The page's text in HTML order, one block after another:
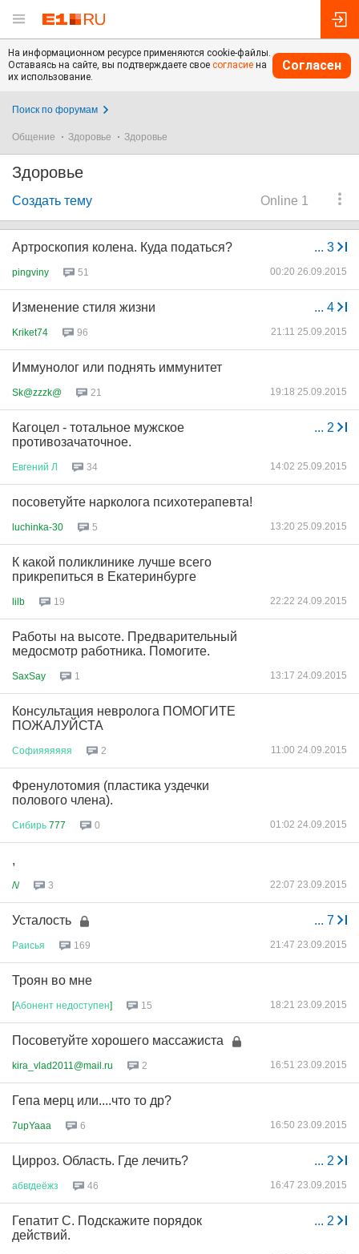
На информационном ресурсе применяются cookie-файлы.
Оставаясь на сайте, вы подтверждаете свое согласие на
их использование.
Согласен
Поиск по форумам
Общение Здоровье Здоровье
Здоровье
Online 1
Создать тему
... 3
Артроскопия колена. Куда податься?
pingviny 51 00:20 26.09.2015
... 4
Изменение стиля жизни
Kriket74 96 21:11 25.09.2015
Иммунолог или поднять иммунитет
Sk@zzzk@ 21 19:18 25.09.2015
... 2
Кагоцел - тотальное мужское
противозачаточное.
Евгений Л 34 14:02 25.09.2015
посоветуйте нарколога психотерапевта!
luchinka-30 5 13:20 25.09.2015
К какой поликлинике лучше всего
прикрепиться в Екатеринбурге
lilb 19 22:22 24.09.2015
Работы на высоте. Предварительный
медосмотр работника. Помогите.
SaxSay 1 13:17 24.09.2015
Консультация невролога ПОМОГИТЕ
ПОЖАЛУЙСТА
Софияяяяяя 2 11:00 24.09.2015
Френулотомия (пластика уздечки
полового члена).
Сибирь 777 0 01:02 24.09.2015
,
/\/ 3 22:07 23.09.2015
... 7
Усталость
Раисья 169 21:47 23.09.2015
Троян во мне
[Абонент недоступен] 15 18:21 23.09.2015
Посоветуйте хорошего массажиста
kira_vlad2011@mail.ru 2 16:51 23.09.2015
Гепа мерц или....что то др?
7upYaaa 6 16:50 23.09.2015
... 2
Цирроз. Область. Где лечить?
абвгдеёжз 46 16:47 23.09.2015
... 2
Гепатит С. Подскажите порядок
действий.